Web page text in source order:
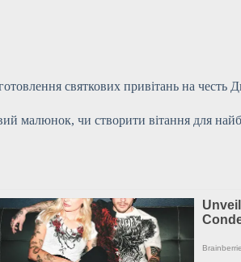
святкових привітань на честь
малюнок, чи створити вітання для